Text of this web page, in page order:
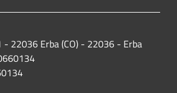
- 22036 Erba (CO) - 22036 - Erba